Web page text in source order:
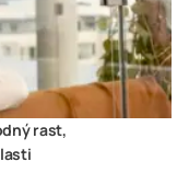
rast,